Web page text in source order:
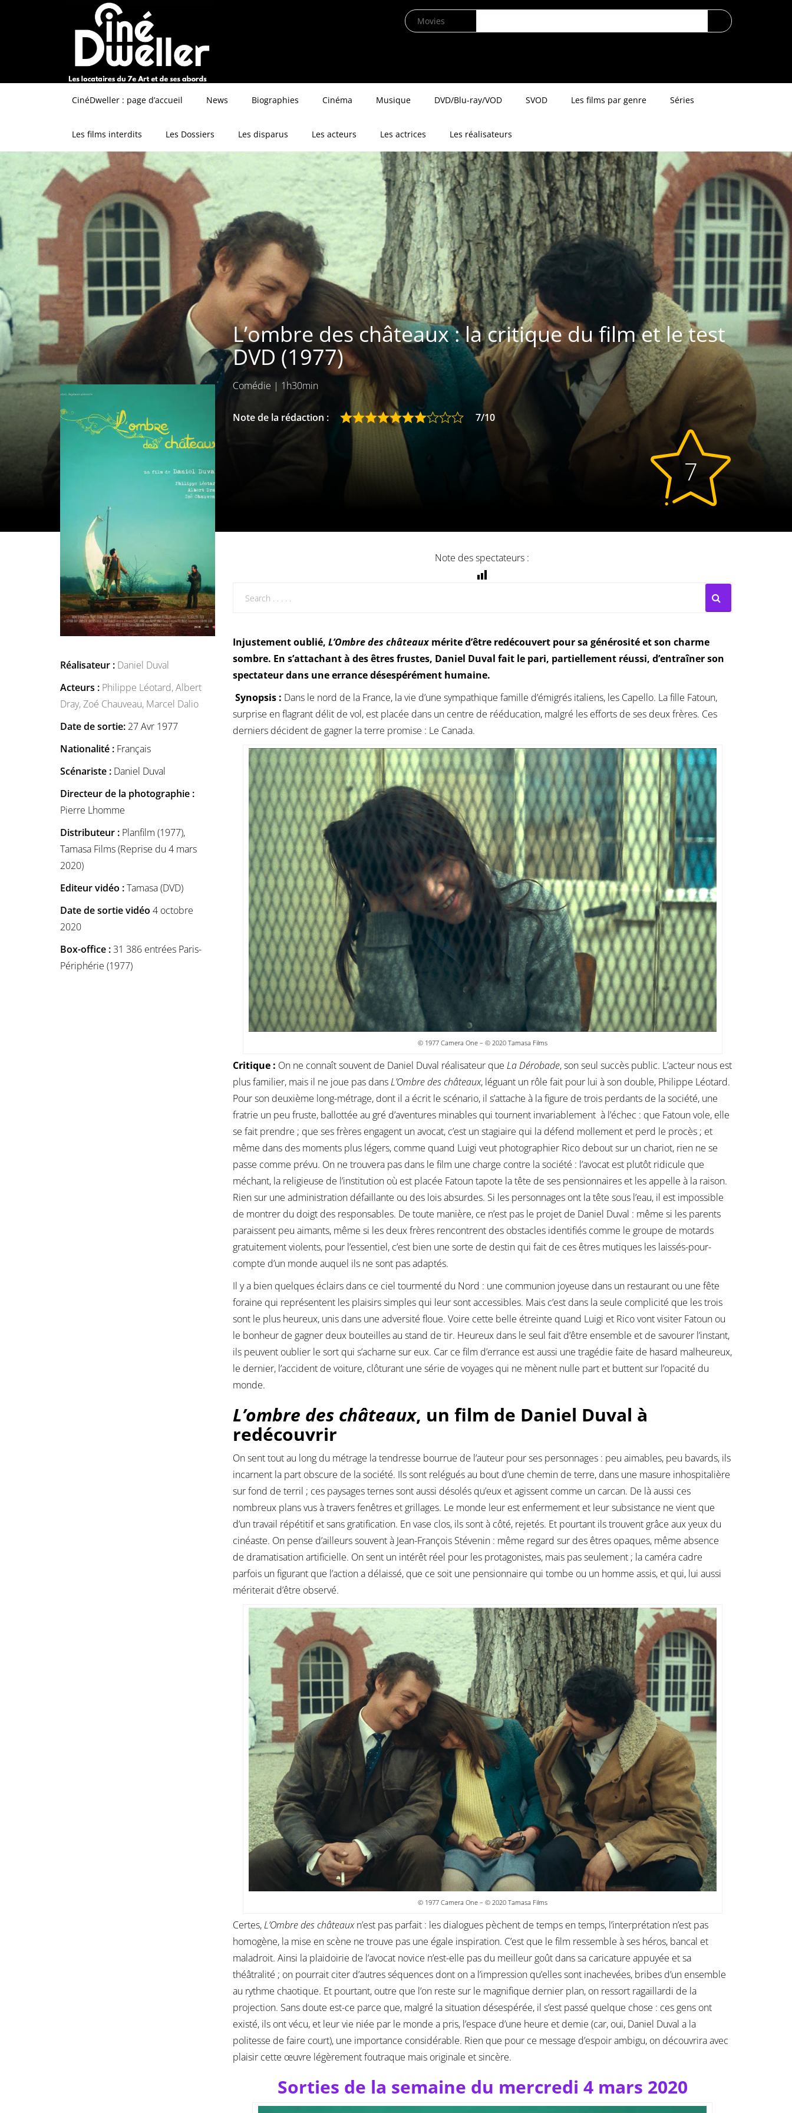
CinéDweller : page d’accueil News Biographies Cinéma Musique DVD/Blu-ray/VOD SVOD Les films par genre Séries
Les films interdits Les Dossiers Les disparus Les acteurs Les actrices Les réalisateurs
L’ombre des châteaux : la critique du film et le test
DVD (1977)
Comédie | 1h30min
Note de la rédaction : 7/10
7
Réalisateur : Daniel Duval
Acteurs : Philippe Léotard,Albert
Dray,Zoé Chauveau, Marcel Dalio
Date de sortie: 27 Avr 1977
Nationalité : Français
Scénariste : Daniel Duval
Directeur de la photographie :
Pierre Lhomme
Distributeur : Planfilm (1977),
Tamasa Films (Reprise du 4 mars
2020)
Editeur vidéo :Tamasa (DVD)
Date de sortie vidéo 4 octobre
2020
Box-office :31 386 entrées Paris-
Périphérie (1977)
Note des spectateurs :
Injustement oublié, L’Ombre des châteaux mérite d’être redécouvert pour sa générosité et son charme
sombre. En s’attachant à des êtres frustes, Daniel Duval fait le pari, partiellement réussi, d’entraîner son
spectateur dans une errance désespérément humaine.
Synopsis : Dans le nord de la France, la vie d’une sympathique famille d’émigrés italiens, les Capello. La fille Fatoun,
surprise en flagrant délit de vol, est placée dans un centre de rééducation, malgré les efforts de ses deux frères. Ces
derniers décident de gagner la terre promise : Le Canada.
© 1977 Camera One – © 2020 Tamasa Films
Critique : On ne connaît souvent de Daniel Duval réalisateur que La Dérobade, son seul succès public. L’acteur nous est
plus familier, mais il ne joue pas dansL’Ombre des châteaux, léguant un rôle fait pour lui à son double, Philippe Léotard.
Pour son deuxième long-métrage, dont il a écrit le scénario, il s’attache à la figure de trois perdants de la société, une
fratrie un peu fruste, ballottée au gré d’aventures minables qui tournent invariablement à l’échec : que Fatoun vole, elle
se fait prendre ; que ses frères engagent un avocat, c’est un stagiaire qui la défend mollement et perd le procès ; et
même dans des moments plus légers, comme quand Luigi veut photographier Rico debout sur un chariot, rien ne se
passe comme prévu. On ne trouvera pas dans le film une charge contre la société : l’avocat est plutôt ridicule que
méchant, la religieuse de l’institution où est placée Fatoun tapote la tête de ses pensionnaires et les appelle à la raison.
Rien sur une administration défaillante ou des lois absurdes. Si les personnages ont la tête sous l’eau, il est impossible
de montrer du doigt des responsables. De toute manière, ce n’est pas le projet de Daniel Duval : même si les parents
paraissent peu aimants, même si les deux frères rencontrent des obstacles identifiés comme le groupe de motards
gratuitement violents, pour l’essentiel, c’est bien une sorte de destin qui fait de ces êtres mutiques les laissés-pour-
compte d’un monde auquel ils ne sont pas adaptés.
Il y a bien quelques éclairs dans ce ciel tourmenté du Nord : une communion joyeuse dans un restaurant ou une fête
foraine qui représentent les plaisirs simples qui leur sont accessibles. Mais c’est dans la seule complicité que les trois
sont le plus heureux, unis dans une adversité floue. Voire cette belle étreinte quand Luigi et Rico vont visiter Fatoun ou
le bonheur de gagner deux bouteilles au stand de tir. Heureux dans le seul fait d’être ensemble et de savourer l’instant,
ils peuvent oublier le sort qui s’acharne sur eux. Car ce film d’errance est aussi une tragédie faite de hasard malheureux,
le dernier, l’accident de voiture, clôturant une série de voyages qui ne mènent nulle part et buttent sur l’opacité du
monde.
L’ombre des châteaux, un film de Daniel Duval à
redécouvrir
On sent tout au long du métrage la tendresse bourrue de l’auteur pour ses personnages : peu aimables, peu bavards, ils
incarnent la part obscure de la société. Ils sont relégués au bout d’une chemin de terre, dans une masure inhospitalière
sur fond de terril ; ces paysages ternes sont aussi désolés qu’eux et agissent comme un carcan. De là aussi ces
nombreux plans vus à travers fenêtres et grillages. Le monde leur est enfermement et leur subsistance ne vient que
d’un travail répétitif et sans gratification. En vase clos, ils sont à côté, rejetés. Et pourtant ils trouvent grâce aux yeux du
cinéaste. On pense d’ailleurs souvent à Jean-François Stévenin : même regard sur des êtres opaques, même absence
de dramatisation artificielle. On sent un intérêt réel pour les protagonistes, mais pas seulement ; la caméra cadre
parfois un figurant que l’action a délaissé, que ce soit une pensionnaire qui tombe ou un homme assis, et qui, lui aussi
mériterait d’être observé.
© 1977 Camera One – © 2020 Tamasa Films
Certes,L’Ombre des châteauxn’est pas parfait : les dialogues pèchent de temps en temps, l’interprétation n’est pas
homogène, la mise en scène ne trouve pas une égale inspiration. C’est que le film ressemble à ses héros, bancal et
maladroit. Ainsi la plaidoirie de l’avocat novice n’est-elle pas du meilleur goût dans sa caricature appuyée et sa
théâtralité ; on pourrait citer d’autres séquences dont on a l’impression qu’elles sont inachevées, bribes d’un ensemble
au rythme chaotique. Et pourtant, outre que l’on reste sur le magnifique dernier plan, on ressort ragaillardi de la
projection. Sans doute est-ce parce que, malgré la situation désespérée, il s’est passé quelque chose : ces gens ont
existé, ils ont vécu, et leur vie niée par le monde a pris, l’espace d’une heure et demie (car, oui, Daniel Duval a la
politesse de faire court), une importance considérable. Rien que pour ce message d’espoir ambigu, on découvrira avec
plaisir cette œuvre légèrement foutraque mais originale et sincère.
Sorties de la semaine du mercredi 4 mars 2020